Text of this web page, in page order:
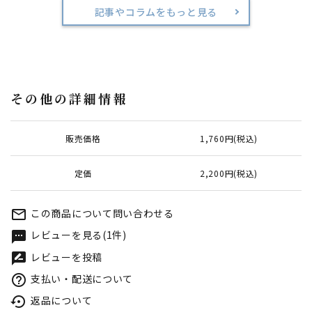
記事やコラムをもっと見る
その他の詳細情報
販売価格 1,760円(税込)
定価 2,200円(税込)
mail_outline この商品について問い合わせる
textsms レビューを見る(1件)
rate_review レビューを投稿
help_outline 支払い・配送について
settings_backup_restore 返品について